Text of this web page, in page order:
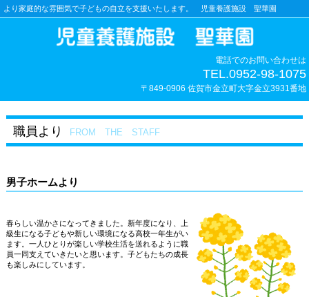
より家庭的な雰囲気で子どもの自立を支援いたします。 児童養護施設 聖華園
電話でのお問い合わせは
TEL.0952-98-1075
〒849-0906 佐賀市金立町大字金立3931番地
職員より FROM THE STAFF
男子ホームより
春らしい温かさになってきました。新年度になり、上
級生になる子どもや新しい環境になる高校一年生がい
ます。一人ひとりが楽しい学校生活を送れるように職
員一同支えていきたいと思います。子どもたちの成長
も楽しみにしています。